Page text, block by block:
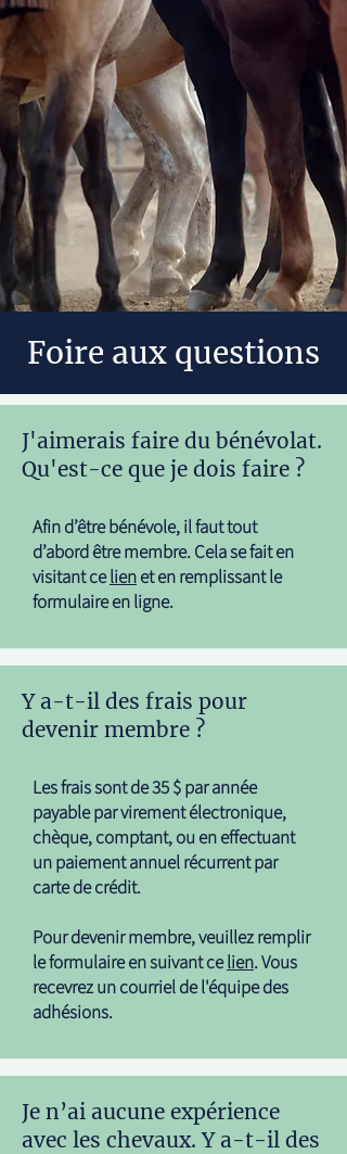
Foire aux questions
J'aimerais faire du bénévolat.
Qu'est-ce que je dois faire ?
Afin d’être bénévole, il faut tout
d’abord être membre. Cela se fait en
visitant celienet en remplissant le
formulaire en ligne.
Y a-t-il des frais pour
devenir membre ?
Les frais sont de 35 $ par année
payable par virement électronique,
chèque, comptant, ou en effectuant
un paiement annuel récurrent par
carte de crédit.
Pour devenir membre, veuillez remplir
le formulaire en suivant celien. Vous
recevrez un courriel de l'équipe des
adhésions.
Je n’ai aucune expérience
avec les chevaux. Y a-t-il des